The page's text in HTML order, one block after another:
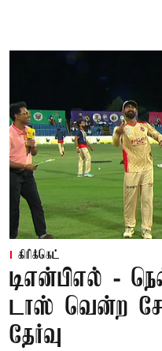
கிரிக்கெட்
டிஎன்பிஎல் -
டாஸ் வென்ற
தேர்வு